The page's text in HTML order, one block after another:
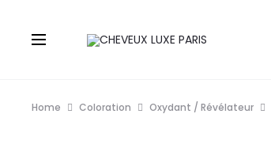
Home Coloration Oxydant / Révélateur